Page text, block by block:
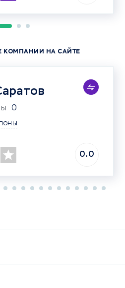
КОМПАНИИ НА САЙТЕ
0
0.0